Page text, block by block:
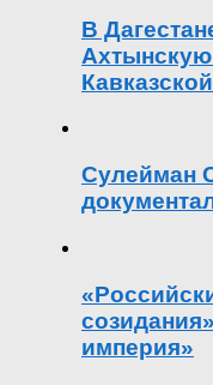
В
Ахтынскую
Сулейман
империя»